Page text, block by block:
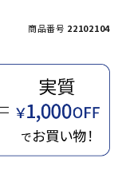
商品番号 22102104